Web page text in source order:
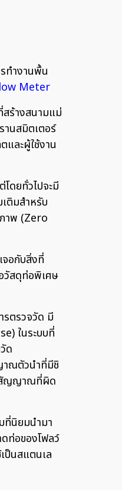
ทำงานพื้น
Meter
ร้างสนามแม่
านสมิตเตอร์
ละผู้ใช้งาน
ดยทั่วไปจะมี
ติมสำหรับ
าพ (Zero
อกับสิ่งที่
วัสดุท่อพิเศษ
ตรวจวัด มี
ในระบบที่
ด
ณตัวนำที่มีชิ
สัญญาณที่ผิด
ที่นิยมนำมา
ท่อของโฟลว์
ป็นสแตนเล